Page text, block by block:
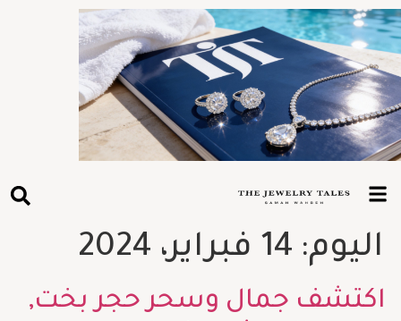
اليوم: 14 فبراير، 2024
اكتشف جمال وسحر حجر بخت,